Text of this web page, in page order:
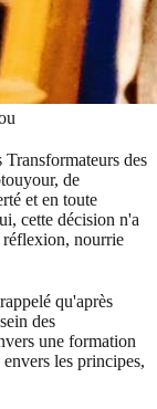
des
de
et en toute
cette décision n'a
réflexion, nourrie
qu'après
des
une formation
les principes,